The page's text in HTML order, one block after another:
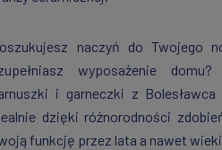
naczyń do Twojego
wyposażenie
i garneczki z
dzięki różnorodności
funkcję przez lata a nawet